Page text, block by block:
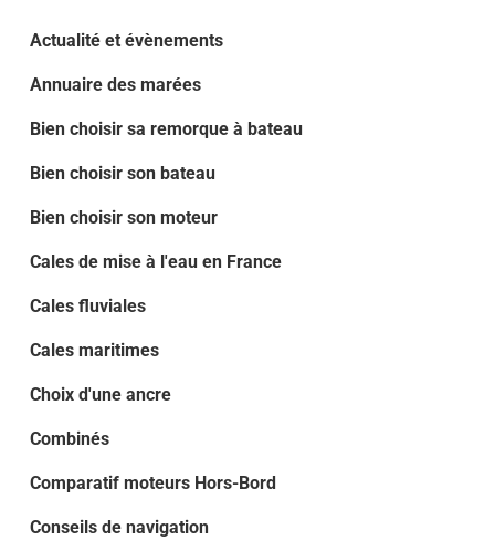
Actualité et évènements
Annuaire des marées
Bien choisir sa remorque à bateau
Bien choisir son bateau
Bien choisir son moteur
Cales de mise à l'eau en France
Cales fluviales
Cales maritimes
Choix d'une ancre
Combinés
Comparatif moteurs Hors-Bord
Conseils de navigation